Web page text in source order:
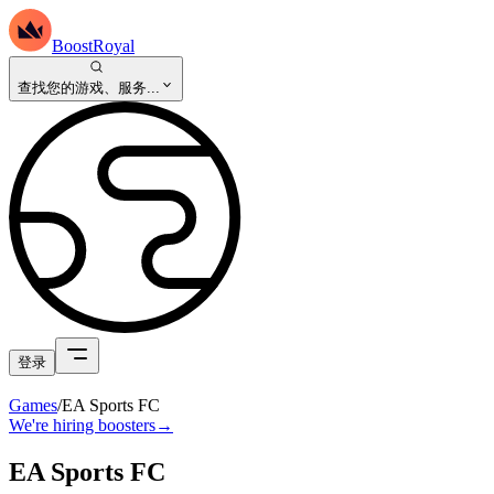
BoostRoyal
查找您的游戏、服务...
登录
Games/EA Sports FC
We're hiring boosters→
EA Sports FC